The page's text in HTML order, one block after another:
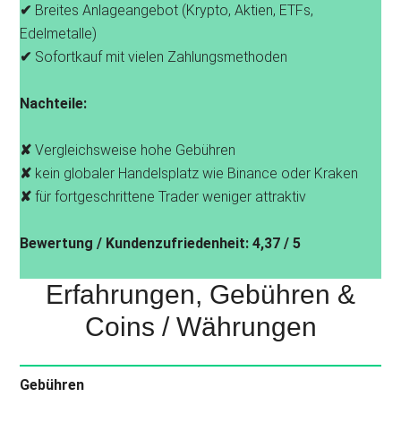
✔ Breites Anlageangebot (Krypto, Aktien, ETFs,
Edelmetalle)
✔ Sofortkauf mit vielen Zahlungsmethoden
Nachteile:
✘Vergleichsweise hohe Gebühren
✘ kein globaler Handelsplatz wie Binance oder Kraken
✘ für fortgeschrittene Trader weniger attraktiv
Bewertung / Kundenzufriedenheit: 4,37 / 5
Erfahrungen, Gebühren &
Coins / Währungen
Gebühren